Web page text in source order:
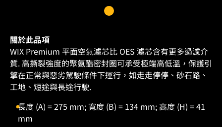
關於此品項
WIX Premium 平面空氣濾芯比 OES 濾芯含有更多過濾介
質. 高撕裂強度的聚氨酯密封圈可承受極端高低溫，保護引
擎在正常與惡劣駕駛條件下運行，如走走停停、砂石路、
工地、短途與長途行駛.
長度 (A) = 275 mm; 寬度 (B) = 134 mm; 高度 (H) = 41
mm